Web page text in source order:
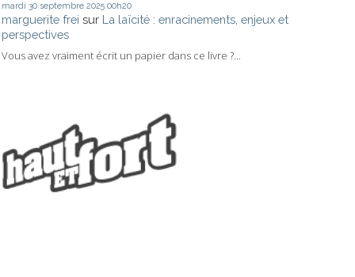
mardi 30 septembre 2025 00h20
marguerite frei sur La laïcité : enracinements, enjeux et
perspectives
Vous avez vraiment écrit un papier dans ce livre ?...